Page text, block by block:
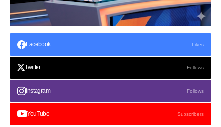
Facebook Likes
Twitter Follows
Instagram Follows
YouTube Subscribers